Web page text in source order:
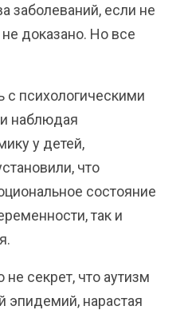
заболеваний, если не
доказано. Но все
с психологическими
наблюдая
у детей,
что
состояние
так и
секрет, что аутизм
эпидемий, нарастая